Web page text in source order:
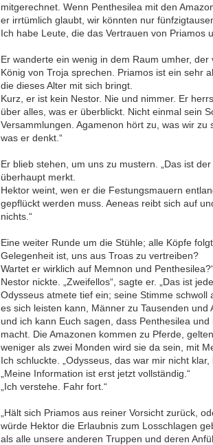
mitgerechnet. Wenn Penthesilea mit den
er irrtümlich glaubt, wir könnten nur
Ich habe Leute, die das Vertrauen von Priamos
Er wanderte ein wenig in dem Raum umher,
König von Troja sprechen. Priamos ist ein sehr
die dieses Alter mit sich bringt.
Kurz, er ist kein Nestor. Nie und nimmer. Er
über alles, was er überblickt. Nicht einmal sein
Versammlungen. Agamenon hört zu, was wir
was er denkt.“
Er blieb stehen, um uns zu mustern. „Das ist
überhaupt merkt.
Hektor weint, wen er die Festungsmauern
gepflückt werden muss. Aeneas reibt sich auf
nichts.“
Eine weiter Runde um die Stühle; alle Köpfe
Gelegenheit ist, uns aus Troas zu vertreiben?
Wartet er wirklich auf Memnon und Penthesilea?“
Nestor nickte. „Zweifellos“, sagte er. „Das ist
Odysseus atmete tief ein; seine Stimme
es sich leisten kann, Männer zu Tausenden
und ich kann Euch sagen, dass Penthesilea
macht. Die Amazonen kommen zu Pferde,
weniger als zwei Monden wird sie da sein, mit
Ich schluckte. „Odysseus, das war mir nicht
„Meine Information ist erst jetzt vollständig.“
„Ich verstehe. Fahr fort.“
„Hält sich Priamos aus reiner Vorsicht zurück,
würde Hektor die Erlaubnis zum Losschlagen
als alle unsere anderen Truppen und deren